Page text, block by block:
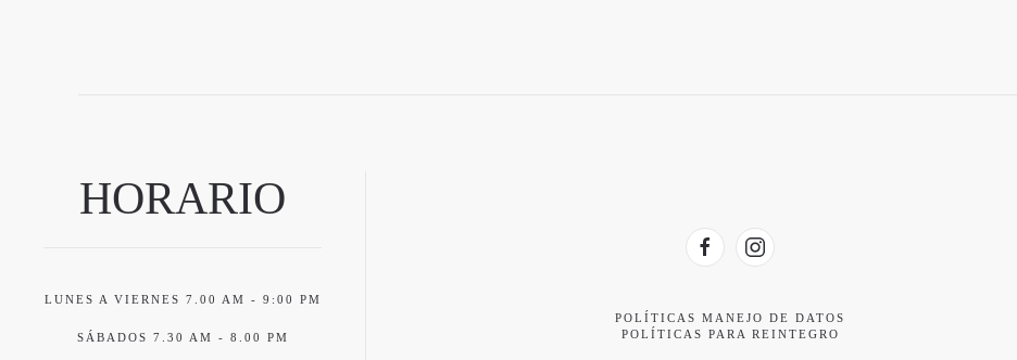
HORARIO
LUNES A VIERNES 7.00 AM - 9:00 PM
SÁBADOS 7.30 AM - 8.00 PM
POLÍTICAS MANEJO DE DATOS
POLÍTICAS PARA REINTEGRO